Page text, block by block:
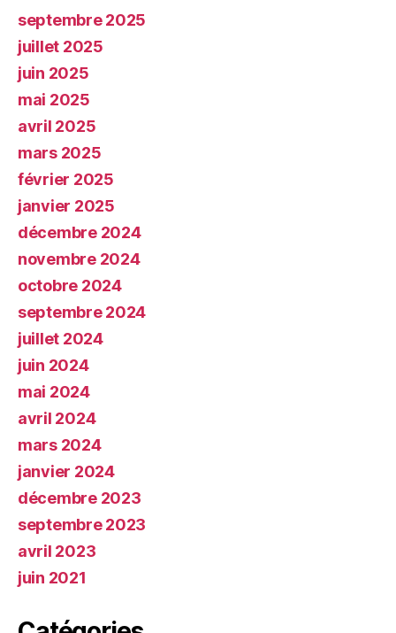
septembre 2025
juillet 2025
juin 2025
mai 2025
avril 2025
mars 2025
février 2025
janvier 2025
décembre 2024
novembre 2024
octobre 2024
septembre 2024
juillet 2024
juin 2024
mai 2024
avril 2024
mars 2024
janvier 2024
décembre 2023
septembre 2023
avril 2023
juin 2021